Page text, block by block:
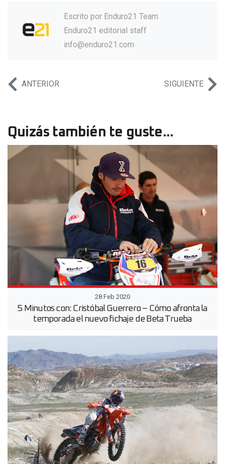
Escrito por Enduro21 Team
Enduro21 editorial staff
info@enduro21.com
ANTERIOR SIGUIENTE
Quizás también te guste...
28 Feb 2020
5 Minutos con: Cristóbal Guerrero – Cómo afronta la
temporada el nuevo fichaje de Beta Trueba